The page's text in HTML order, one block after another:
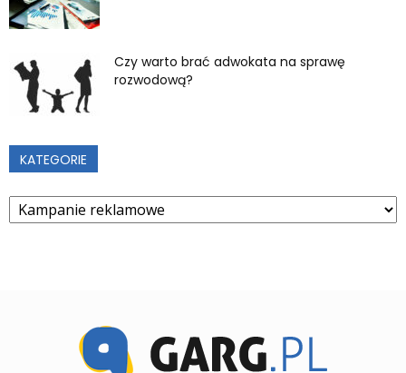
Czy warto brać adwokata na sprawę
rozwodową?
KATEGORIE
Kategorie